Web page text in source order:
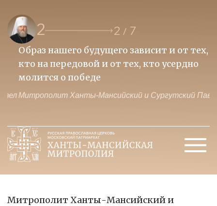
2 2 / 7
Образ нашего будущего зависит и от тех,
кто на передовой и от тех, кто усердно
молится о победе
Митрополит Ханты-Мансийский и Сургутский Павел
Митрополит Ханты-Мансийский и